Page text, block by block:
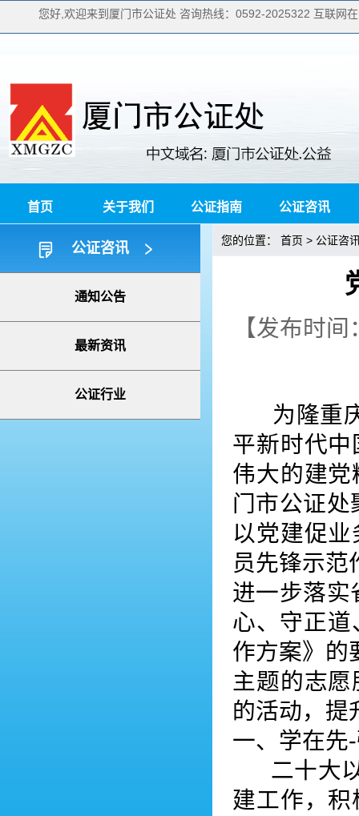
您好,欢迎来到厦门市公证处 咨询热线：0592-2025322 互联网
首页 关于我们 公证指南 公证咨讯
公证咨讯
通知公告
最新资讯
公证行业
您的位置： 首页 > 公证咨
【发布时
为隆重庆
平新时代
伟大的建
门市公证处
以党建促
员先锋示范
进一步落实
心、守正道
作方案》的
主题的志
的活动，提
一、学在先
二十大以
建工作，